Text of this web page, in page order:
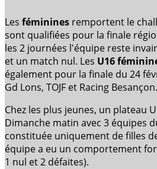
Les féminines remportent le
sont qualifiées pour la finale
les 2 journées l'équipe reste
et un match nul. Les U16
également pour la finale du 24
Gd Lons, TOJF et Racing Besançon.
Chez les plus jeunes, un plateau
Dimanche matin avec 3 équipes
constituée uniquement de filles
équipe a eu un comportement
1 nul et 2 défaites).